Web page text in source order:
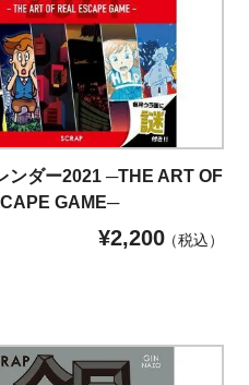
ンダー2021 ─THE ART OF
GAME─
¥2,200 税込